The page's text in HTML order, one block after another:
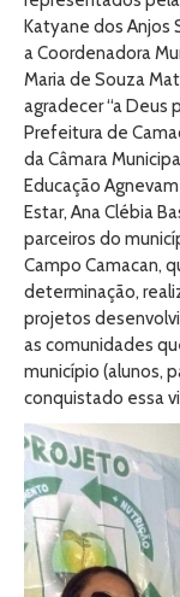
Katyane dos Anjos
a Coordenadora
Maria de Souza
agradecer “a Deus
Prefeitura de
da Câmara
Educação
Estar, Ana Clébia
parceiros do
Campo Camacan,
determinação,
projetos
as comunidades
município (alunos,
conquistado essa